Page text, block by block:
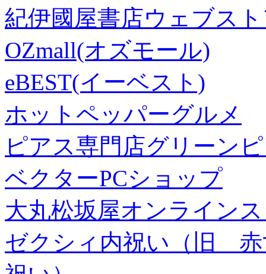
紀伊國屋書店ウェブス
OZmall(オズモール)
eBEST(イーベスト)
ホットペッパーグルメ
ピアス専門店グリーン
ベクターPCショップ
大丸松坂屋オンライン
ゼクシィ内祝い（旧 赤